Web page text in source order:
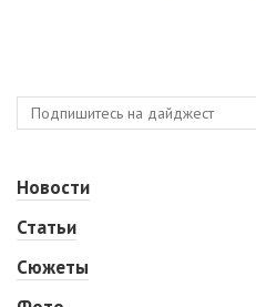
Новости
Статьи
Сюжеты